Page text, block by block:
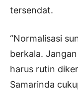
tersendat.
“Normalisasi
berkala.
harus rutin
Samarinda